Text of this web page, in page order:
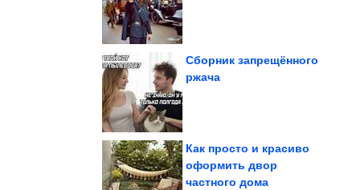
Сборник запрещённого
ржача
Терапия смехом без
Как просто и красиво
оформить двор
частного дома